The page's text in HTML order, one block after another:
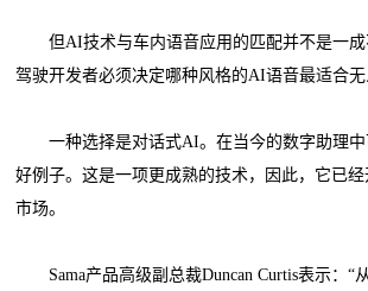
但AI技术与车内语音应用的匹配并不是一成
驾驶开发者必须决定哪种风格的AI语音最适合无
一种选择是对话式AI。在当今的数字助理中
好例子。这是一项更成熟的技术，因此，它已
市场。
Sama产品高级副总裁Duncan Curtis表示：“